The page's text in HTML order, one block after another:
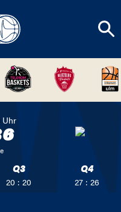
Uhr
Q3
20 : 20
Q4
27 : 26